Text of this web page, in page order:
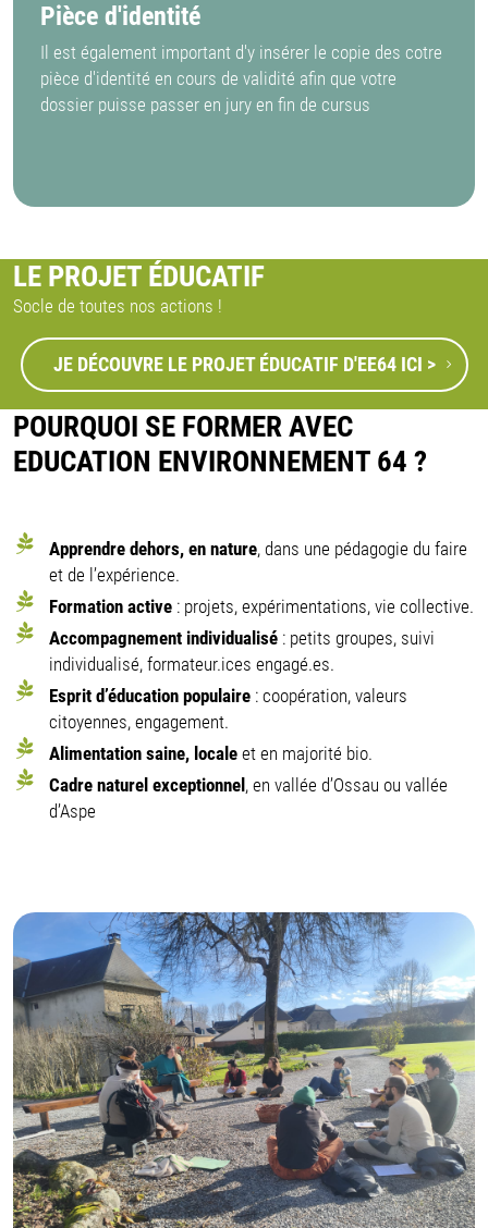
Pièce d'identité
Il est également important d'y insérer le copie des cotre
pièce d'identité en cours de validité afin que votre
dossier puisse passer en jury en fin de cursus
LE PROJET ÉDUCATIF
Socle de toutes nos actions !
JE DÉCOUVRE LE PROJET ÉDUCATIF D'EE64 ICI >
POURQUOI SE FORMER AVEC
EDUCATION ENVIRONNEMENT 64 ?
Apprendre dehors, en nature, dans une pédagogie du faire
et de l’expérience.
Formation active : projets, expérimentations, vie collective.
Accompagnement individualisé: petits groupes, suivi
individualisé, formateur.ices engagé.es.
Esprit d’éducation populaire: coopération, valeurs
citoyennes, engagement.
Alimentation saine, localeet en majorité bio.
Cadre naturel exceptionnel , en vallée d’Ossau ou vallée
d’Aspe